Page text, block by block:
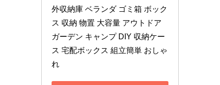
外収納庫 ベランダ ゴミ箱 ボック
ス 収納 物置 大容量 アウトドア
ガーデン キャンプ DIY 収納ケー
ス 宅配ボックス 組立簡単 おしゃ
れ